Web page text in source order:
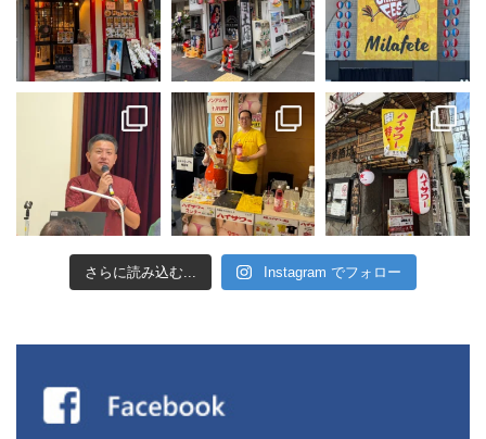
さらに読み込む... Instagram でフォロー